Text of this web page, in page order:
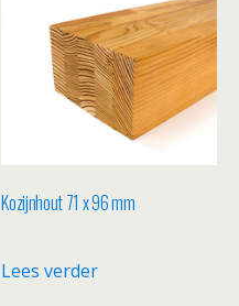
Kozijnhout 71 x 96 mm
Lees verder